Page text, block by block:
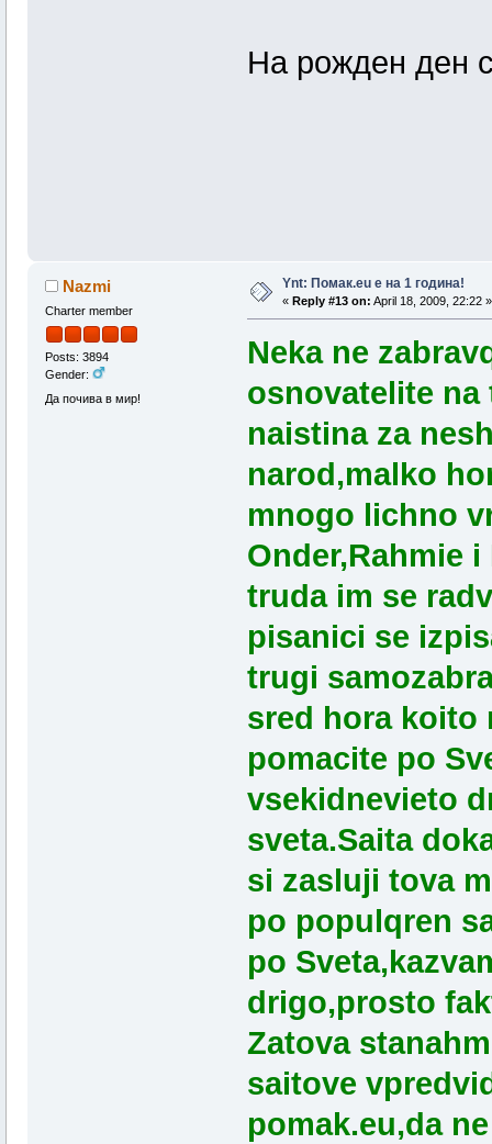
На рожден ден
Nazmi
Charter member
Posts: 3894
Gender:
Да почива в мир!
Ynt: Помак.eu e на 1 година!
« Reply #13 on: April 18, 2009, 22:22 »
Neka ne
osnovatelite
naistina za
narod,malko
mnogo lichno
Onder,Rahmie
truda im se
pisanici se
trugi
sred hora koito
pomacite po
vsekidnevieto
sveta.Saita
si zasluji tova
po populqren
po
drigo,prosto
Zatova
saitove
pomak.eu,da